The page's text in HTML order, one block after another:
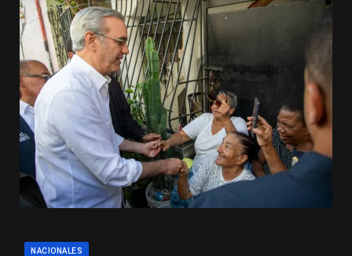
NACIONALES